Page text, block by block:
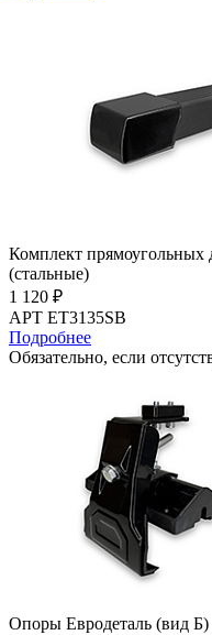
Комплект прямоугольных
(стальные)
1 120 ₽
АРТ ET3135SB
Подробнее
Обязательно, если
Опоры Евродеталь (вид Б)